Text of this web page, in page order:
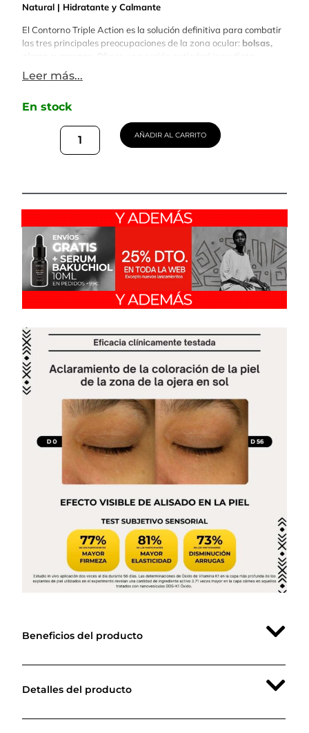
Natural | Hidratante y Calmante
El Contorno Triple Action es la solución definitiva para combatir
las tres principales preocupaciones de la zona ocular: bolsas,
mejorando visiblemente la apariencia de la zona del contorno de
ojos desde la primera aplicación. Su
mientras que sus poderosos ingredientes naturales
la piel delicada del contorno.
Desde la primera aplicación, tu mirada será más fresca,
rejuvenecida y descansada, con resultados clínicamente
doble peso molecular, Vitamina K y Ácido Tranexámico, combate
lasojeras vasculares y pigmentarias
, aclarando el tono de la
piel y reduciendo la inflamación.
⦁ Antiedad:Rellena arrugas y líneas de expresión, aportando
firmeza y elasticidad a la zona ocular.
⦁ Efecto Antiinflamatorio: La Manzanilla y la Peonía reducen la
inflamación,aliviando la fatiga ocular y descongestionando la
Glicerina y Ácido Hialurónico, que mantiene la hidratación y
protege la barrera cutánea.
No esperes más para lucir una mirada más juvenil y
descansada. ¡Tu contorno de ojos merece lo mejor!
Leer más...
En stock
AÑADIR AL CARRITO
Beneficios del producto
Detalles del producto